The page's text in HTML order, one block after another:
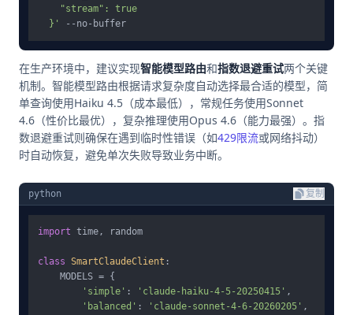
    "stream": true
  }'
在生产环境中，建议实现智能模型路由和指数退避重试两个关键
机制。智能模型路由根据请求复杂度自动选择最合适的模型，简
单查询使用Haiku 4.5（成本最低），常规任务使用Sonnet
4.6（性价比最优），复杂推理使用Opus 4.6（能力最强）。指
数退避重试则确保在遇到临时性错误（如429限流或网络抖动）
时自动恢复，避免单次失败导致业务中断。
python 复制
import time, random
class SmartClaudeClient :
    MODELS = {
'simple' : 'claude-haiku-4-5-20250415' ,
'balanced' : 'claude-sonnet-4-6-20260205' ,